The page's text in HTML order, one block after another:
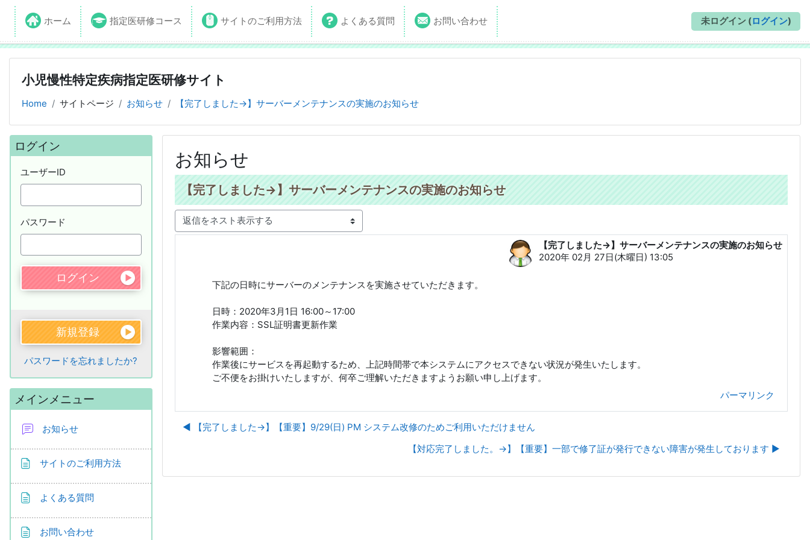
ホーム 指定医研修コース サイトのご利用方法 よくある質問 お問い合わせ 未ログイン (ログイン)
小児慢性特定疾病指定医研修サイト
Home サイトページ お知らせ 【完了しました→】サーバーメンテナンスの実施のお知らせ
お知らせ
【完了しました→】サーバーメンテナンスの実施のお知らせ
表示モード
【完了しました→】サーバーメンテナンスの実施のお知らせ
2020年 02月 27日(木曜日) 13:05
返信数: 0
下記の日時にサーバーのメンテナンスを実施させていただきます。
日時：2020年3月1日 16:00～17:00
作業内容：SSL証明書更新作業
影響範囲：
作業後にサービスを再起動するため、上記時間帯で本システムにアクセスできない状況が発生いたします。
ご不便をお掛けいたしますが、何卒ご理解いただきますようお願い申し上げます。
パーマリンク
◀︎ 【完了しました→】【重要】9/29(日) PM システム改修のためご利用いただけません
【対応完了しました。→】【重要】一部で修了証が発行できない障害が発生しております ▶︎
ブロック
ログイン をスキップする
ログイン
ユーザーID
パスワード
新規登録
パスワードを忘れましたか?
メインメニュー をスキップする
メインメニュー
お知らせ
サイトのご利用方法ページ
よくある質問ページ
お問い合わせページ